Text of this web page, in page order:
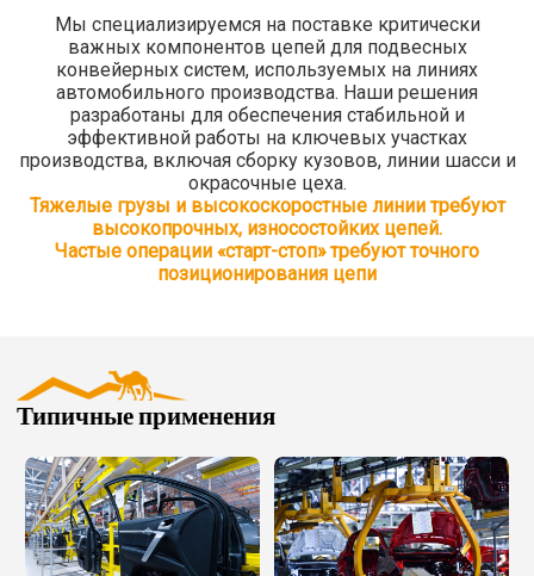
Мы специализируемся на поставке критически
важных компонентов цепей для подвесных
конвейерных систем, используемых на линиях
автомобильного производства. Наши решения
разработаны для обеспечения стабильной и
эффективной работы на ключевых участках
производства, включая сборку кузовов, линии шасси и
окрасочные цеха.
Тяжелые грузы и высокоскоростные линии требуют
высокопрочных, износостойких цепей.
Частые операции «старт-стоп» требуют точного
позиционирования цепи
Типичные применения